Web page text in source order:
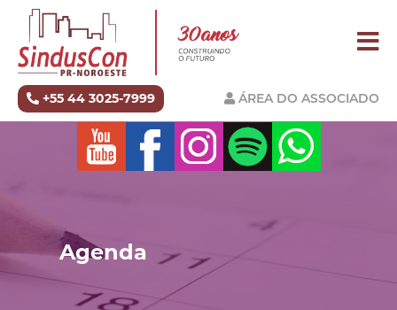
+55 44 3025-7999 ÁREA DO ASSOCIADO
Agenda